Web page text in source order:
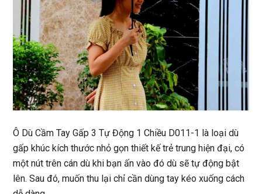
Ô Dù Cầm Tay Gấp 3 Tự Động 1 Chiều D011-1 là loại dù
gấp khúc kích thước nhỏ gọn thiết kế trẻ trung hiện đại, có
một nút trên cán dù khi bạn ấn vào đó dù sẽ tự động bật
lên. Sau đó, muốn thu lại chỉ cần dùng tay kéo xuống cách